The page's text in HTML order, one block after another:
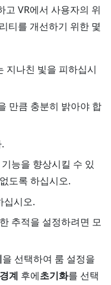
고 VR에서 사용자의 위
티를 개선하기 위한 몇
지나친 빛을 피하십시
만큼 충분히 밝아야 합
능을 향상시킬 수 있
도록 하십시오.
십시오.
추적을 설정하려면 모
을 선택하여 룸 설정을
계 후에초기화를 선택